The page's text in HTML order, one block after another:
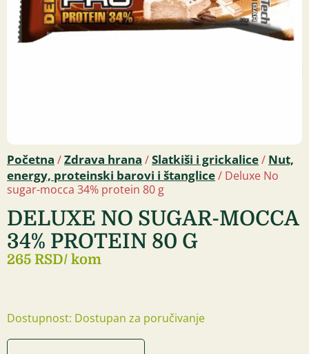
Početna /Zdrava hrana /Slatkiši i grickalice/ Nut,
energy, proteinski barovi i štanglice/ Deluxe No
sugar-mocca 34% protein 80 g
DELUXE NO SUGAR-MOCCA
34% PROTEIN 80 G
265 RSD/ kom
Dostupnost: Dostupan za poručivanje